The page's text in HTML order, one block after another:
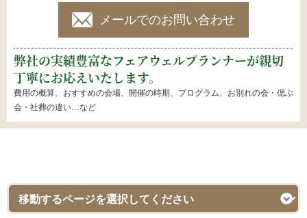
メールでのお問い合わせ
弊社の実績豊富なフェアウェルプランナーが親切
丁寧にお応えいたします。
費用の概算、おすすめの会場、開催の時期、プログラム、お別れの会・偲ぶ
会・社葬の違い…など